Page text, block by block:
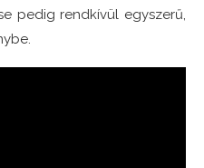
pedig rendkívül egyszerű,